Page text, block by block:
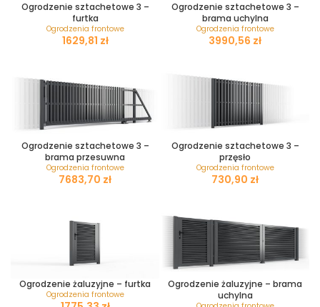
Ogrodzenie sztachetowe 3 –
furtka
Ogrodzenia frontowe
zł
Ogrodzenie sztachetowe 3 –
brama uchylna
Ogrodzenia frontowe
zł
Ogrodzenie sztachetowe 3 –
brama przesuwna
Ogrodzenia frontowe
zł
Ogrodzenie sztachetowe 3 –
przęsło
Ogrodzenia frontowe
zł
Ogrodzenie żaluzyjne – furtka
Ogrodzenia frontowe
Ogrodzenie żaluzyjne – brama
uchylna